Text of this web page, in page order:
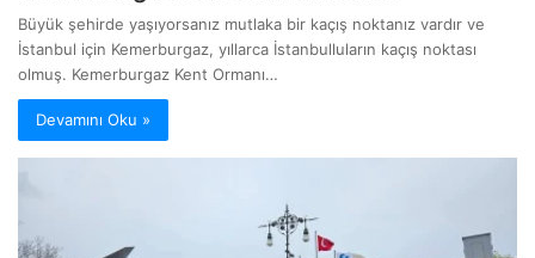
Büyük şehirde yaşıyorsanız mutlaka bir kaçış noktanız vardır ve
İstanbul için Kemerburgaz, yıllarca İstanbulluların kaçış noktası
olmuş. Kemerburgaz Kent Ormanı…
Devamını Oku »